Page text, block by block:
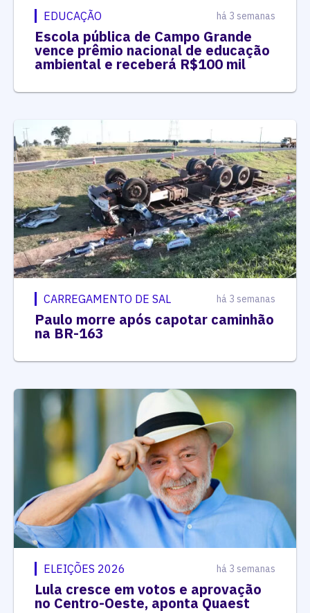
EDUCAÇÃO há 3 semanas
Escola pública de Campo Grande
vence prêmio nacional de educação
ambiental e receberá R$100 mil
CARREGAMENTO DE SAL há 3 semanas
Paulo morre após capotar caminhão
na BR-163
ELEIÇÕES 2026 há 3 semanas
Lula cresce em votos e aprovação
no Centro-Oeste, aponta Quaest